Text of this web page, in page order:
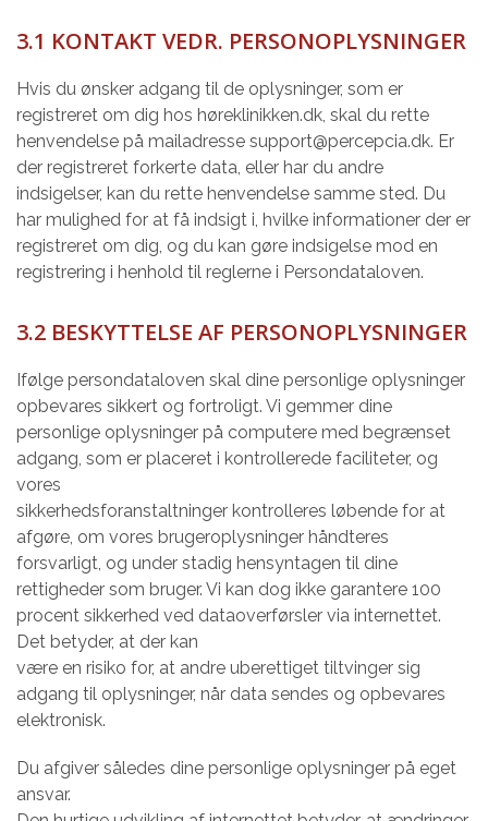
3.1 KONTAKT VEDR. PERSONOPLYSNINGER
Hvis du ønsker adgang til de oplysninger, som er
registreret om dig hos høreklinikken.dk, skal du rette
henvendelse på mailadresse support@percepcia.dk. Er
der registreret forkerte data, eller har du andre
indsigelser, kan du rette henvendelse samme sted. Du
har mulighed for at få indsigt i, hvilke informationer der er
registreret om dig, og du kan gøre indsigelse mod en
registrering i henhold til reglerne i Persondataloven.
3.2 BESKYTTELSE AF PERSONOPLYSNINGER
Ifølge persondataloven skal dine personlige oplysninger
opbevares sikkert og fortroligt. Vi gemmer dine
personlige oplysninger på computere med begrænset
adgang, som er placeret i kontrollerede faciliteter, og
vores
sikkerhedsforanstaltninger kontrolleres løbende for at
afgøre, om vores brugeroplysninger håndteres
forsvarligt, og under stadig hensyntagen til dine
rettigheder som bruger. Vi kan dog ikke garantere 100
procent sikkerhed ved dataoverførsler via internettet.
Det betyder, at der kan
være en risiko for, at andre uberettiget tiltvinger sig
adgang til oplysninger, når data sendes og opbevares
elektronisk.
Du afgiver således dine personlige oplysninger på eget
ansvar.